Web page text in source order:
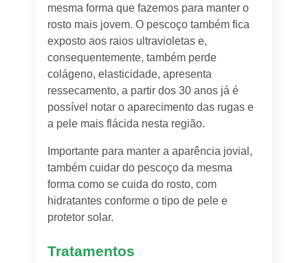
mesma forma que fazemos para manter o
rosto mais jovem. O pescoço também fica
exposto aos raios ultravioletas e,
consequentemente, também perde
colágeno, elasticidade, apresenta
ressecamento, a partir dos 30 anos já é
possível notar o aparecimento das rugas e
a pele mais flácida nesta região.
Importante para manter a aparência jovial,
também cuidar do pescoço da mesma
forma como se cuida do rosto, com
hidratantes conforme o tipo de pele e
protetor solar.
Tratamentos